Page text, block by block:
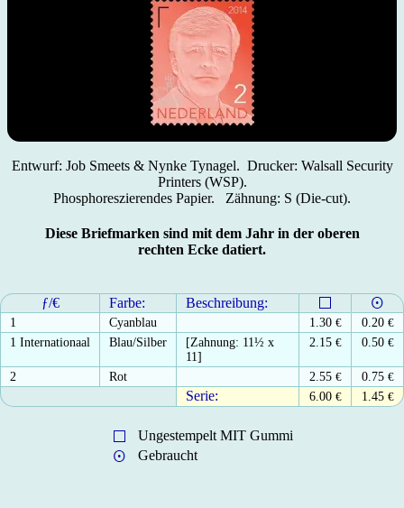
Entwurf: Job Smeets & Nynke Tynagel. Drucker: Walsall Security
Printers (WSP).
Phosphoreszierendes Papier. Zähnung: S (Die-cut).
Diese Briefmarken sind mit dem Jahr in der oberen
rechten Ecke datiert.
ƒ/€ Farbe: Beschreibung:
1 Cyanblau 1.30 € 0.20 €
1 Internationaal
Blau/Silber
[Zahnung: 11½ x
11]
2.15 € 0.50 €
2 Rot 2.55 € 0.75 €
Serie: 6.00 € 1.45 €
Ungestempelt MIT Gummi
Gebraucht